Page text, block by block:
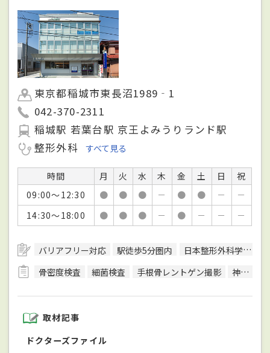
東京都稲城市東長沼1989‐1
042-370-2311
稲城駅 若葉台駅 京王よみうりランド駅
整形外科
すべて見る
時間 月 火 水 木 金 土 日
祝
09:00～12:30
● ● ● － ● ● －
－
14:30～18:00
● ● ● － ● － － －
バリアフリー対応 駅徒歩5分圏内
日本整形外科学会整形外科専門医
骨密度検査
細菌検査 手根骨レントゲン撮影 神経学的検査
取材記事
ドクターズファイル